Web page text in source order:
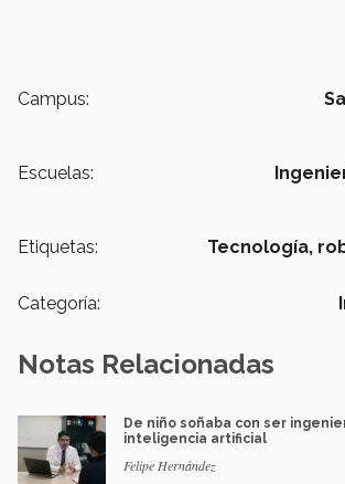
Campus:
Escuelas:
Etiquetas: Tecnología,
Categoría:
Notas Relacionadas
De niño soñaba con ser
inteligencia artificial
Felipe Hernández